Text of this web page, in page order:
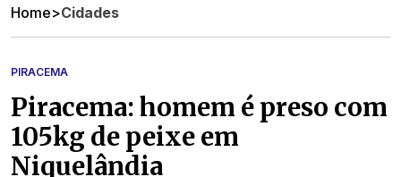
Home>Cidades
PIRACEMA
Piracema: homem é preso com
105kg de peixe em
Niquelândia